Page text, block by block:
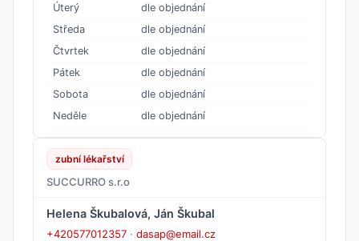
Úterý
dle objednání
Středa
dle objednání
Čtvrtek
dle objednání
Pátek
dle objednání
Sobota
dle objednání
Neděle
dle objednání
zubní lékařství
SUCCURRO s.r.o
Helena Škubalová, Ján Škubal
+420577012357 · dasap@email.cz